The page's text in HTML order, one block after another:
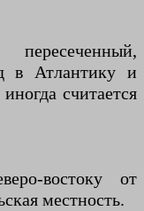
в Атлантику и
считается
востоку от
местность.